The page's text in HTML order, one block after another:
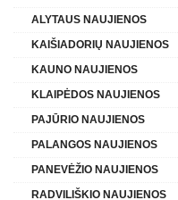
ALYTAUS NAUJIENOS
KAIŠIADORIŲ NAUJIENOS
KAUNO NAUJIENOS
KLAIPĖDOS NAUJIENOS
PAJŪRIO NAUJIENOS
PALANGOS NAUJIENOS
PANEVĖŽIO NAUJIENOS
RADVILIŠKIO NAUJIENOS